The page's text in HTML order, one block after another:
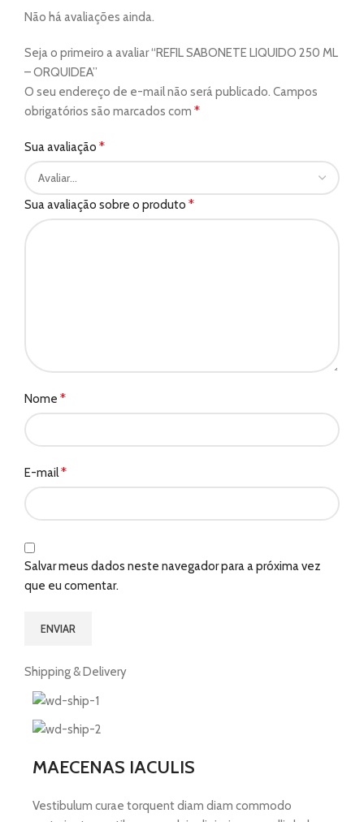
Não há avaliações ainda.
Seja o primeiro a avaliar “REFIL SABONETE LIQUIDO 250 ML
– ORQUIDEA”
O seu endereço de e-mail não será publicado. Campos
obrigatórios são marcados com *
Sua avaliação *
Sua avaliação sobre o produto *
Nome *
E-mail*
Salvar meus dados neste navegador para a próxima vez
que eu comentar.
Shipping & Delivery
MAECENAS IACULIS
Vestibulum curae torquent diam diam commodo